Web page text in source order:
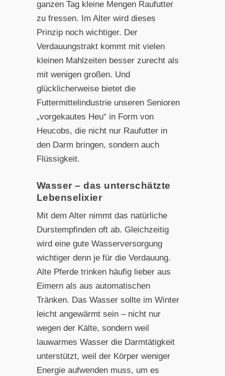
ganzen Tag kleine Mengen Raufutter
zu fressen. Im Alter wird dieses
Prinzip noch wichtiger. Der
Verdauungstrakt kommt mit vielen
kleinen Mahlzeiten besser zurecht als
mit wenigen großen. Und
glücklicherweise bietet die
Futtermittelindustrie unseren Senioren
„vorgekautes Heu“ in Form von
Heucobs, die nicht nur Raufutter in
den Darm bringen, sondern auch
Flüssigkeit.
Wasser – das unterschätzte
Lebenselixier
Mit dem Alter nimmt das natürliche
Durstempfinden oft ab. Gleichzeitig
wird eine gute Wasserversorgung
wichtiger denn je für die Verdauung.
Alte Pferde trinken häufig lieber aus
Eimern als aus automatischen
Tränken. Das Wasser sollte im Winter
leicht angewärmt sein – nicht nur
wegen der Kälte, sondern weil
lauwarmes Wasser die Darmtätigkeit
unterstützt, weil der Körper weniger
Energie aufwenden muss, um es